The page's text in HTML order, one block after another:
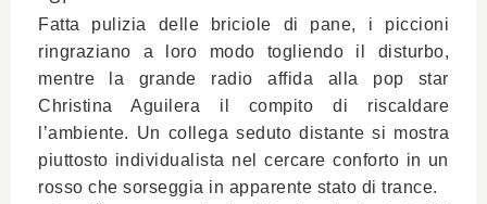
Fatta pulizia delle briciole di pane, i piccioni
ringraziano a loro modo togliendo il disturbo,
mentre la grande radio affida alla pop star
Christina Aguilera il compito di riscaldare
l’ambiente. Un collega seduto distante si mostra
piuttosto individualista nel cercare conforto in un
rosso che sorseggia in apparente stato di trance.